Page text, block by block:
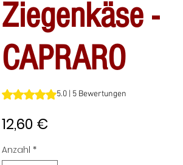
Ziegenkäse -
CAPRARO
Das Rating beträgt 5.0 von fünf Sternen,
5.0 | 5 Bewertungen
12,60 €
Anzahl *